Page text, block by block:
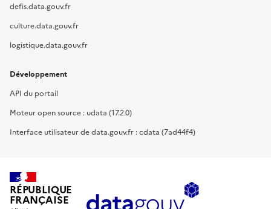
defis.data.gouv.fr
culture.data.gouv.fr
logistique.data.gouv.fr
Développement
API du portail
Moteur open source : udata (17.2.0)
Interface utilisateur de data.gouv.fr : cdata (7ad44f4)
RÉPUBLIQUE
FRANÇAISE